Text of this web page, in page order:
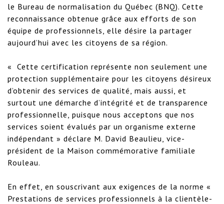
le Bureau de normalisation du Québec (BNQ). Cette
reconnaissance obtenue grâce aux efforts de son
équipe de professionnels, elle désire la partager
aujourd’hui avec les citoyens de sa région.
«  Cette certification représente non seulement une
protection supplémentaire pour les citoyens désireux
d’obtenir des services de qualité, mais aussi, et
surtout une démarche d’intégrité et de transparence
professionnelle, puisque nous acceptons que nos
services soient évalués par un organisme externe
indépendant » déclare M. David Beaulieu, vice-
président de la Maison commémorative familiale
Rouleau.
En effet, en souscrivant aux exigences de la norme «
Prestations de services professionnels à la clientèle-